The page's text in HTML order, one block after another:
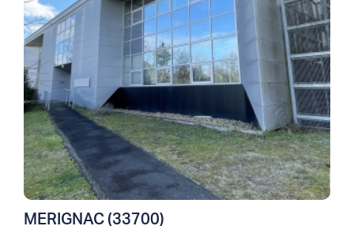
MERIGNAC (33700)